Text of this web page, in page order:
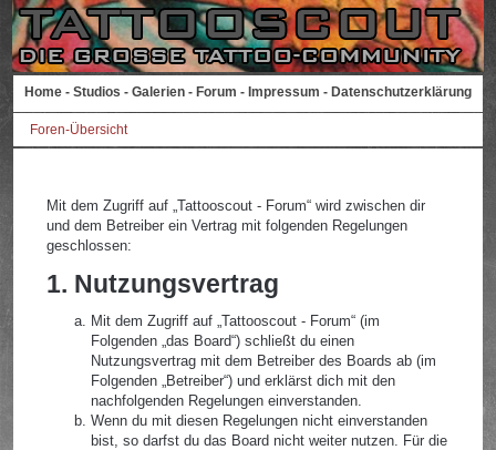
Home - Studios - Galerien - Forum - Impressum - Datenschutzerklärung
Foren-Übersicht
Mit dem Zugriff auf „Tattooscout - Forum“ wird zwischen dir
und dem Betreiber ein Vertrag mit folgenden Regelungen
geschlossen:
1. Nutzungsvertrag
Mit dem Zugriff auf „Tattooscout - Forum“ (im
Folgenden „das Board“) schließt du einen
Nutzungsvertrag mit dem Betreiber des Boards ab (im
Folgenden „Betreiber“) und erklärst dich mit den
nachfolgenden Regelungen einverstanden.
Wenn du mit diesen Regelungen nicht einverstanden
bist, so darfst du das Board nicht weiter nutzen. Für die